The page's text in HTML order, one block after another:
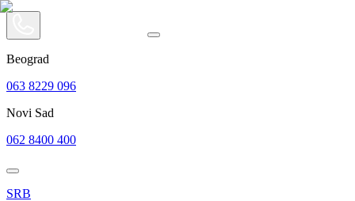
Beograd
063 8229 096
Novi Sad
062 8400 400
SRB